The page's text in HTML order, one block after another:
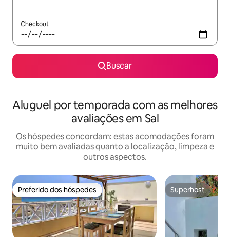
Checkout
Buscar
Aluguel por temporada com as melhores
avaliações em Sal
Os hóspedes concordam: estas acomodações foram
muito bem avaliadas quanto a localização, limpeza e
outros aspectos.
Preferido dos hóspedes
Preferido dos hóspedes Superhost
Superhost